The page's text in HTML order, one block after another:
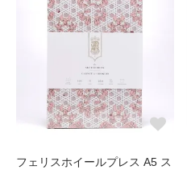
フェリスホイールプレス A5 ス